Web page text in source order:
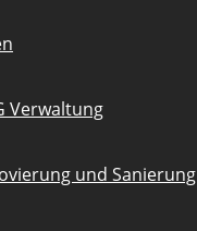
Verwaltung
und Sanierung